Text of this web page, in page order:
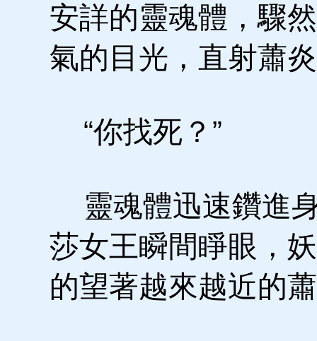
安詳的靈魂體，驟
氣的目光，直射蕭
“你找死？”
靈魂體迅速鑽進
莎女王瞬間睜眼，
的望著越來越近的